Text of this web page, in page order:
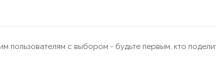
пользователям с выбором - будьте первым, кто